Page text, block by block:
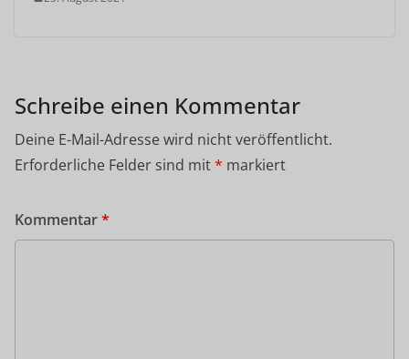
Schreibe einen Kommentar
Deine E-Mail-Adresse wird nicht veröffentlicht.
Erforderliche Felder sind mit* markiert
Kommentar*